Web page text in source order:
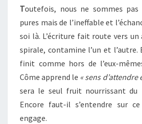
Toutefois, nous ne sommes pas
pures mais de l’ineffable et
soi là. L’écriture fait route vers un
spirale, contamine l’un et
finit comme hors de l’eux-
Côme apprend le « sens d’attendre
sera le seul fruit nourrissant du
Encore faut-il s’entendre sur ce
engage.